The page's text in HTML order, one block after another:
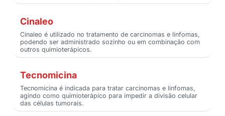
Cinaleo
Cinaleo é utilizado no tratamento de carcinomas e linfomas,
podendo ser administrado sozinho ou em combinação com
outros quimioterápicos.
Tecnomicina
Tecnomicina é indicada para tratar carcinomas e linfomas,
agindo como quimioterápico para impedir a divisão celular
das células tumorais.